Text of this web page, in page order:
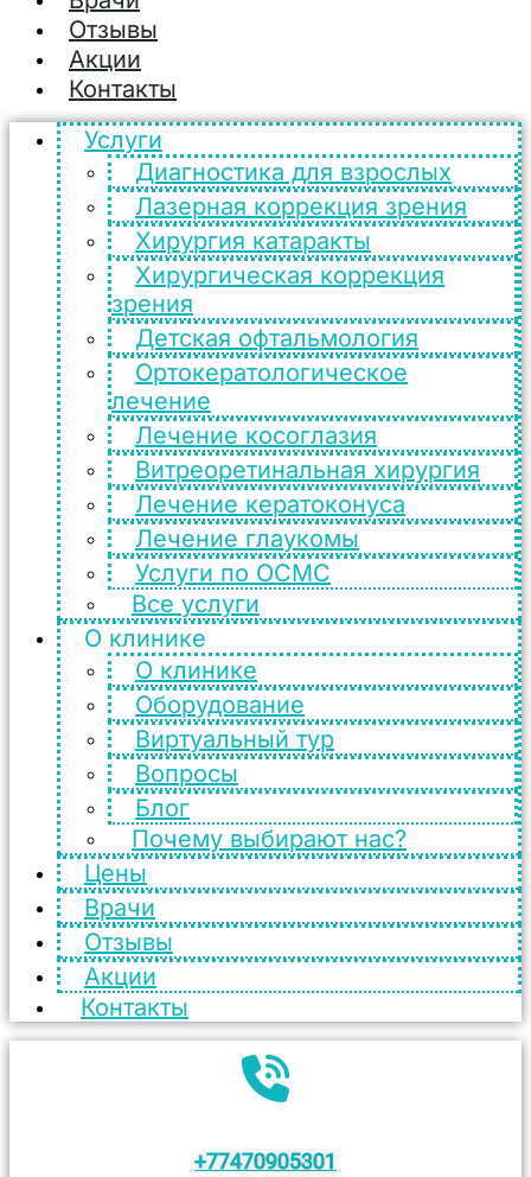
Отзывы
Акции
Контакты
Услуги
Диагностика для взрослых
Лазерная коррекция зрения
Хирургия катаракты
Хирургическая коррекция
зрения
Детская офтальмология
Ортокератологическое
лечение
Лечение косоглазия
Витреоретинальная хирургия
Лечение кератоконуса
Лечение глаукомы
Услуги по ОСМС
Все услуги
О клинике
О клинике
Оборудование
Виртуальный тур
Вопросы
Блог
Почему выбирают нас?
Цены
Врачи
Отзывы
Акции
Контакты
+77470905301